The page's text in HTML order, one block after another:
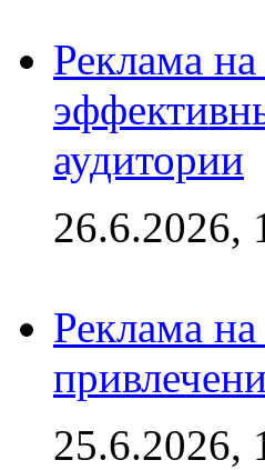
Реклама
аудитории
26.6.2026,
Реклама
25.6.2026,